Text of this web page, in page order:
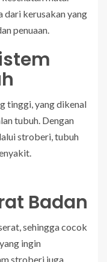
dari kerusakan yang
penuaan.
tinggi, yang dikenal
tubuh. Dengan
stroberi, tubuh
Badan
sehingga cocok
ingin
stroberi juga